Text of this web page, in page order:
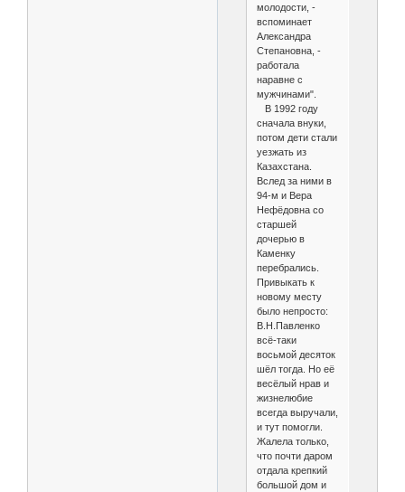
молодости, -
вспоминает
Александра
Степановна, -
работала
наравне с
мужчинами".
В 1992 году
сначала внуки,
потом дети стали
уезжать из
Казахстана.
Вслед за ними в
94-м и Вера
Нефёдовна со
старшей
дочерью в
Каменку
перебрались.
Привыкать к
новому месту
было непросто:
В.Н.Павленко
всё-таки
восьмой десяток
шёл тогда. Но её
весёлый нрав и
жизнелюбие
всегда выручали,
и тут помогли.
Жалела только,
что почти даром
отдала крепкий
большой дом и